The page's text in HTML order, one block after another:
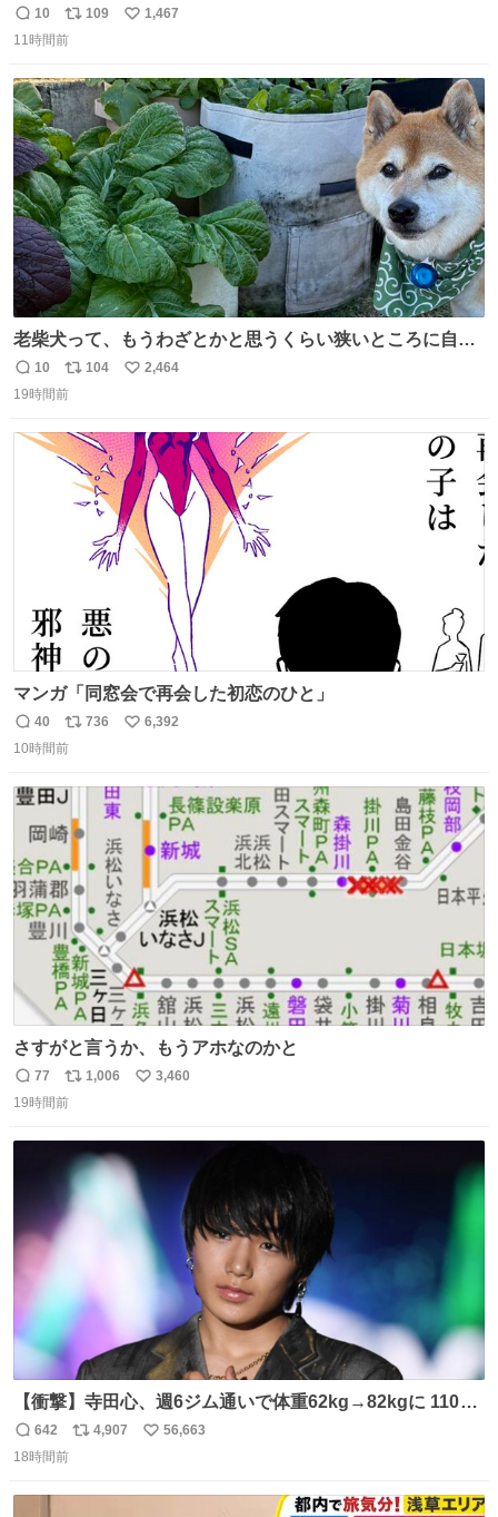
じめると、アイツが海から上がって来るぞ。」って。
返
信
10
リ
ポ
ト
数
109
い
数
1,467
11時間前
老柴犬って、もうわざとかと思うくらい狭いところに自ら
はまりにいくじゃないですか？ 今朝ガーデニングしてる飼
い主の間にはまってきて、最高に可愛かった♥️
返
信
10
リ
ポ
ト
数
104
い
数
2,464
19時間前
マンガ「同窓会で再会した初恋のひと」
返
信
40
リ
ポ
ト
数
736
い
6,392
10時間前
さすがと言うか、もうアホなのかと
返
信
77
リ
ポ
ト
数
1,006
い
3,460
19時間前
【衝撃】寺田心、週6ジム通いで体重62kg→82kgに 110kg
のベンチプレス持ち上げる姿披露
news.livedoor.com/article/detail… 元々自重のみだった
のためおにぎり10個、ゼリー飲料3～4本、パスタと毎日4
返
信
642
リ
4,907
い
56,663
18時間前